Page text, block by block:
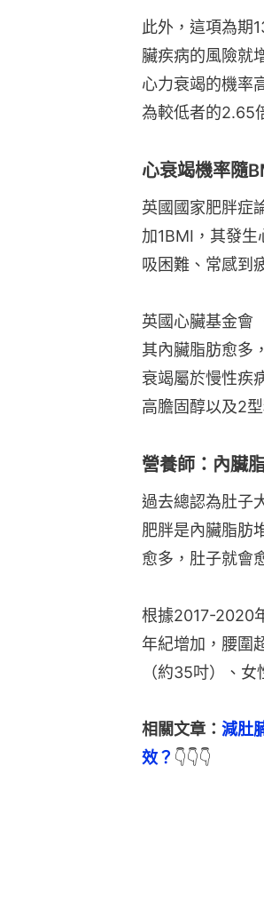
此外，這項為期
臟疾病的風險就
心力衰竭的機率
為較低者的2.65
心衰竭機率隨
英國國家肥胖症
加1BMI，其發
吸困難、常感到
英國心臟基金會
其內臟脂肪愈多
衰竭屬於慢性疾
高膽固醇以及2
營養師：內臟
過去總認為肚子
肥胖是內臟脂肪
愈多，肚子就會
根據2017-2020
年紀增加，腰圍
（約35吋）、
相關文章： 減肚
效？ 👇👇👇